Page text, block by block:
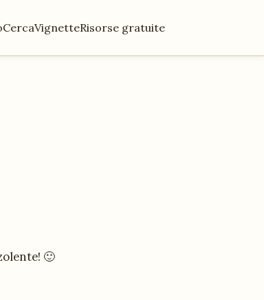
CercaVignetteRisorse gratuite
🙂